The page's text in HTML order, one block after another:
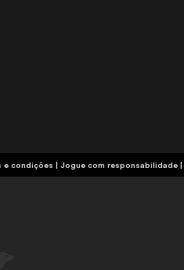
Aplicam-se termos e condições | Jogue com responsabilidade |